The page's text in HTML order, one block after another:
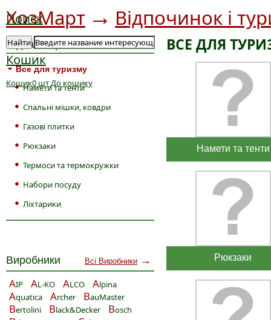
Поиск
Найти
Кошик
Кошик0 штДо кошику
ХозМарт → Відпочинок і
Підкатегорія
Все для туризму
Намети та тенти
Спальні мішки, ковдри
Газові плитки
Рюкзаки
Термоси та термокружки
Набори посуду
Ліхтарики
Виробники Всі Виробники →
AIP AL-KO ALCO Alpina
Aquatica Archer BauMaster
Bertolini Black&Decker Bosch
ВСЕ ДЛЯ
Намети та тенти
Рюкзаки